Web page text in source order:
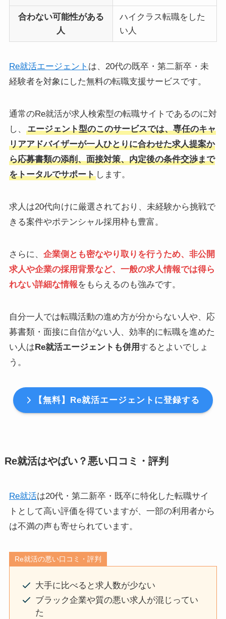
合わない可能性がある
人
ハイクラス転職をした
い人
Re就活エージェント は、20代の既卒・第二新卒・未
経験者を対象にした無料の転職支援サービスです。
通常のRe就活が求人検索型の転職サイトであるのに対
し、
エージェント型のこのサービスでは、専任のキャ
リアアドバイザーが一人ひとりに合わせた求人提案か
ら応募書類の添削、面接対策、内定後の条件交渉まで
をトータルでサポートします。
求人は20代向けに厳選されており、未経験から挑戦で
きる案件やポテンシャル採用枠も豊富。
さらに、 企業側とも密なやり取りを行うため、非公開
求人や企業の採用背景など、一般の求人情報では得ら
れない詳細な情報をもらえるのも強みです。
自分一人では転職活動の進め方が分からない人や、応
募書類・面接に自信がない人、効率的に転職を進めた
い人は Re就活エージェントも併用するとよいでしょ
う。
【無料】Re就活エージェントに登録する
Re就活はやばい？悪い口コミ・評判
Re就活は20代・第二新卒・既卒に特化した転職サイ
トとして高い評価を得ていますが、一部の利用者から
は不満の声も寄せられています。
Re就活の悪い口コミ・評判
大手に比べると求人数が少ない
ブラック企業や質の悪い求人が混じってい
た